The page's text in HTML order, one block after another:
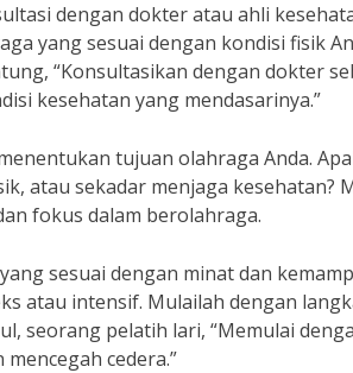
dengan dokter atau ahli
yang sesuai dengan kondisi fisik
“Konsultasikan dengan dokter
kesehatan yang mendasarinya.”
tujuan olahraga Anda.
atau sekadar menjaga kesehatan?
fokus dalam berolahraga.
sesuai dengan minat dan
atau intensif. Mulailah dengan
seorang pelatih lari, “Memulai
cedera.”